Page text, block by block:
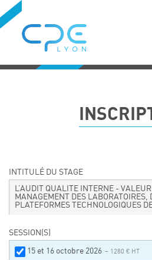
Formations diplômantes
Equipe
Nous choisir
Nos locaux
Accès
INTITULÉ DU STAGE
L’AUDIT QUALITE INTERNE -
MANAGEMENT DES LABORATOIRES,
PLATEFORMES TECHNOLOGIQUES
SESSION(S)
15 et 16 octobre 2026 – 1280 € HT
Cookies management panel